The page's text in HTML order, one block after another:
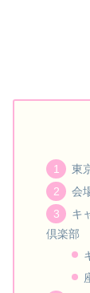
東
会
キ
倶楽部